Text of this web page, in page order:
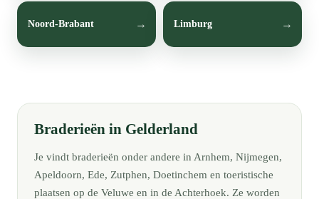
Noord-Brabant Limburg
Braderieën in Gelderland
Je vindt braderieën onder andere in Arnhem, Nijmegen,
Apeldoorn, Ede, Zutphen, Doetinchem en toeristische
plaatsen op de Veluwe en in de Achterhoek. Ze worden